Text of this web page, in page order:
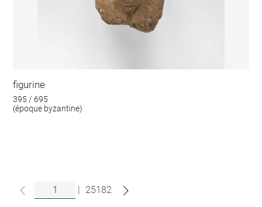
figurine
395 / 695
(époque byzantine)
| 25182